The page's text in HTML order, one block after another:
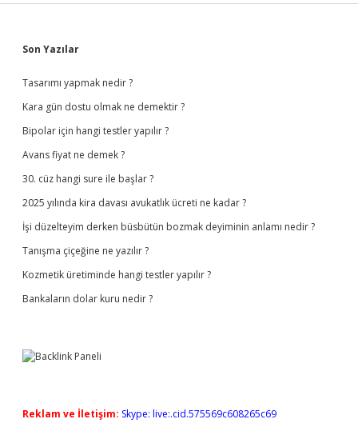
Sidebar
Son Yazılar
Tasarımı yapmak nedir ?
Kara gün dostu olmak ne demektir ?
Bipolar için hangi testler yapılır ?
Avans fiyat ne demek ?
30. cüz hangi sure ile başlar ?
2025 yılında kira davası avukatlık ücreti ne kadar ?
İşi düzelteyim derken büsbütün bozmak deyiminin anlamı nedir ?
Tanışma çiçeğine ne yazılır ?
Kozmetik üretiminde hangi testler yapılır ?
Bankaların dolar kuru nedir ?
Reklam ve İletişim: Skype: live:.cid.575569c608265c69